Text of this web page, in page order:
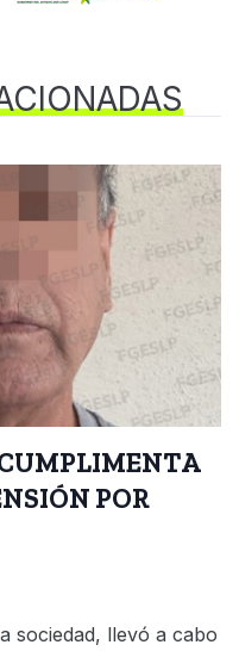
POR
sociedad, llevó a cabo